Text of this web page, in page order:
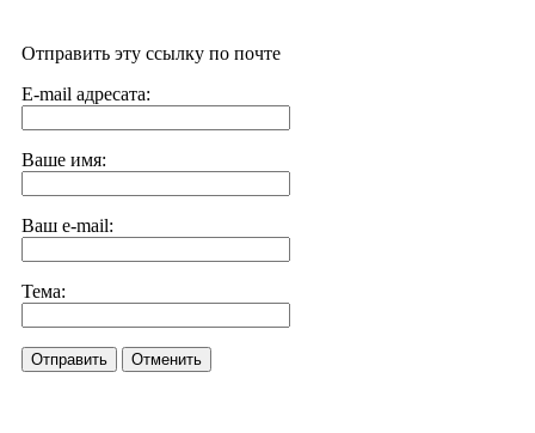
Отправить эту ссылку по почте
E-mail адресата:
Ваше имя:
Ваш e-mail:
Тема:
Отправить Отменить